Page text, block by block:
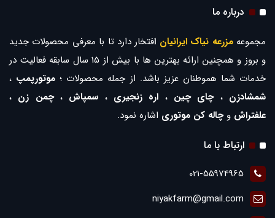
درباره ما
مجموعهمزرعه نیاک ایرانیان افتخار دارد تا با معرفی محصولات جدید
و بروز و همچنین ارائه بهترین ها با بیش از 15 سال سابقه فعالیت در
خدمات شما هموطنان عزیز باشد. از جمله محصولات ؛ موتورپمپ ،
شمشادزن ،چای چین ، اره زنجیری ، سمپاش ،چمن زن ،
علفتراش وچاله کن موتوری اشاره نمود.
ارتباط با ما
021-55974965
niyakfarm@gmail.com